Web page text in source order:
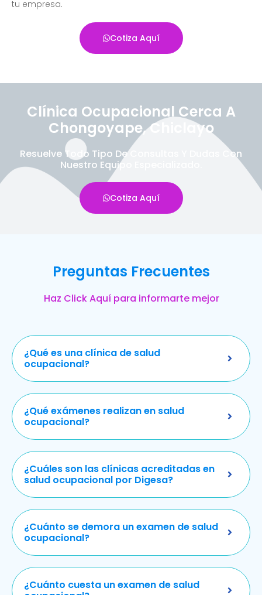
tu empresa.
Cotiza Aquí
Clínica Ocupacional Cerca A
Chongoyape, Chiclayo
Resuelve Todo Tipo De Consultas Y Dudas Con
Nuestro Equipo Especializado.
Cotiza Aquí
Preguntas Frecuentes
Haz Click Aquí para informarte mejor
¿Qué es una clínica de salud
ocupacional?
¿Qué exámenes realizan en salud
ocupacional?
¿Cuáles son las clínicas acreditadas en
salud ocupacional por Digesa?
¿Cuánto se demora un examen de salud
ocupacional?
¿Cuánto cuesta un examen de salud